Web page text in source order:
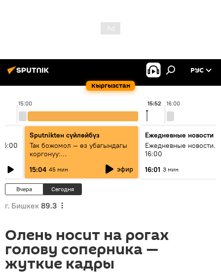
Кыргызстан
РУС
15:00 16:00
15:52
Sputnikteн сүйлөйбүз
Так божомол — өз убагындагы
коргонуу:
гидрометеорологиялык кызмат
кантип өркүндөтүлүүдө
15:04 45 мин эфир
Ежедневные новости
Ежедневные новости.
16:00
16:01 3 мин
Вчера Сегодня
г. Бишкек 89.3
Олень носит на рогах
голову соперника —
жуткие кадры